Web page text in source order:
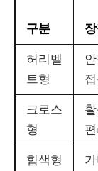
구분
허리벨
트형
크로스
형
힙색형